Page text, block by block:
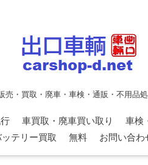
売・買取・廃車・車検・通販・不用品
車買取・廃車買い取り 車検
ッテリー買取 無料 お問い合わ